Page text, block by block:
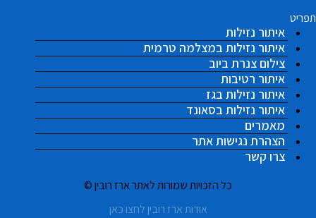
תפריט
איתור נזילות
איתור נזילות במצלמה טרמית
צילום צנרת ביוב
איתור רטיבות
איתור נזילות בגז
איתור נזילות בסאונד
מאמרים
הצהרת נגישות אתר
צרו קשר
כל הזכויות שמורות לאתר ארז רובין ©
אודות ארז רובין לחצו כאן